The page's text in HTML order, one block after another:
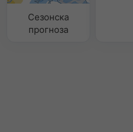
Сезонска
прогноза